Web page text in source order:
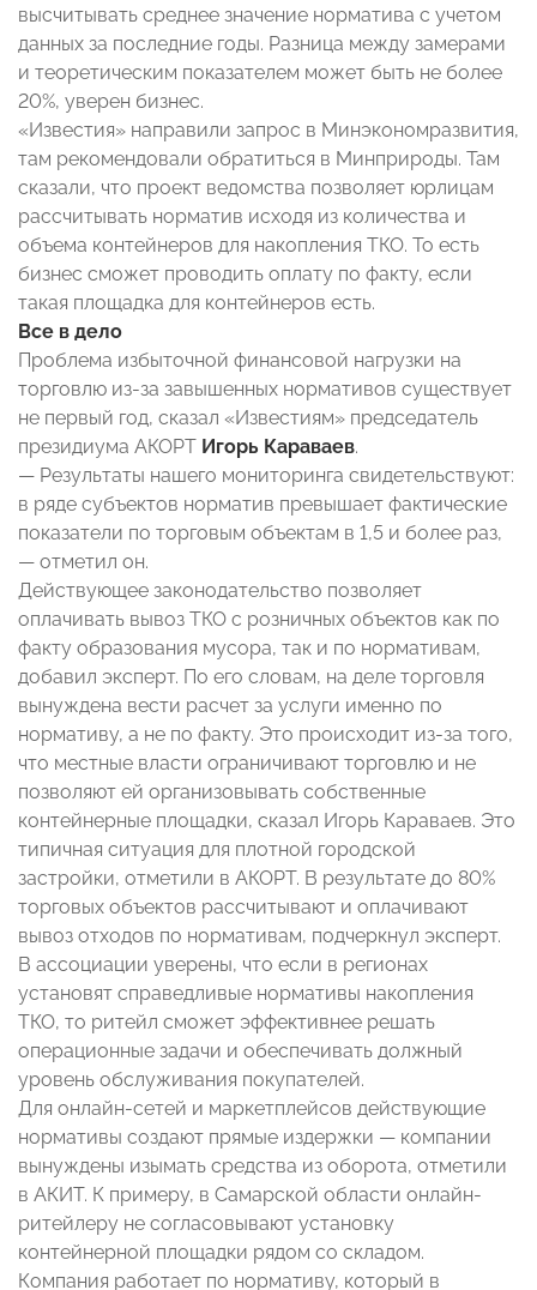
высчитывать среднее значение норматива с учетом
данных за последние годы. Разница между замерами
и теоретическим показателем может быть не более
20%, уверен бизнес.
«Известия» направили запрос в Минэкономразвития,
там рекомендовали обратиться в Минприроды. Там
сказали, что проект ведомства позволяет юрлицам
рассчитывать норматив исходя из количества и
объема контейнеров для накопления ТКО. То есть
бизнес сможет проводить оплату по факту, если
такая площадка для контейнеров есть.
Все в дело
Проблема избыточной финансовой нагрузки на
торговлю из-за завышенных нормативов существует
не первый год, сказал «Известиям» председатель
президиума АКОРТ Игорь Караваев.
— Результаты нашего мониторинга свидетельствуют:
в ряде субъектов норматив превышает фактические
показатели по торговым объектам в 1,5 и более раз,
— отметил он.
Действующее законодательство позволяет
оплачивать вывоз ТКО с розничных объектов как по
факту образования мусора, так и по нормативам,
добавил эксперт. По его словам, на деле торговля
вынуждена вести расчет за услуги именно по
нормативу, а не по факту. Это происходит из-за того,
что местные власти ограничивают торговлю и не
позволяют ей организовывать собственные
контейнерные площадки, сказал Игорь Караваев. Это
типичная ситуация для плотной городской
застройки, отметили в АКОРТ. В результате до 80%
торговых объектов рассчитывают и оплачивают
вывоз отходов по нормативам, подчеркнул эксперт.
В ассоциации уверены, что если в регионах
установят справедливые нормативы накопления
ТКО, то ритейл сможет эффективнее решать
операционные задачи и обеспечивать должный
уровень обслуживания покупателей.
Для онлайн-сетей и маркетплейсов действующие
нормативы создают прямые издержки — компании
вынуждены изымать средства из оборота, отметили
в АКИТ. К примеру, в Самарской области онлайн-
ритейлеру не согласовывают установку
контейнерной площадки рядом со складом.
Компания работает по нормативу, который в